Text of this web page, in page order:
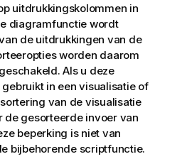
uitdrukkingskolommen in
diagramfunctie wordt
de uitdrukkingen van de
worden daarom
Als u deze
in een visualisatie of
van de visualisatie
de gesorteerde invoer van
beperking is niet van
bijbehorende scriptfunctie.